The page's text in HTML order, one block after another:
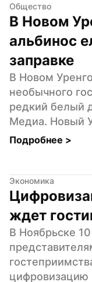
Общество
В Новом
альбинос
заправке
В Новом
необычного
редкий белый
Медиа. Новый
Подробнее >
Экономика
ждет
В Ноябрьске
цифровизацию